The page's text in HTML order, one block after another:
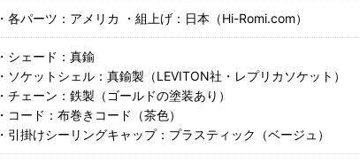
・各パーツ：アメリカ ・組上げ：日本（Hi-Romi.com）
・シェード：真鍮
・ソケットシェル：真鍮製（LEVITON社・レプリカソケット）
・チェーン：鉄製（ゴールドの塗装あり）
・コード：布巻きコード（茶色）
・引掛けシーリングキャップ：プラスティック（ベージュ）